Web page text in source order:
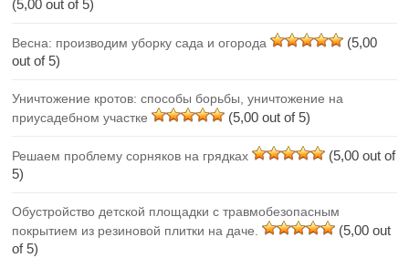
(5,00 out of 5)
Весна: производим уборку сада и огорода
(5,00
out of 5)
Уничтожение кротов: способы борьбы, уничтожение на
приусадебном участке
(5,00 out of 5)
Решаем проблему сорняков на грядках
(5,00 out of
5)
Обустройство детской площадки с травмобезопасным
покрытием из резиновой плитки на даче.
(5,00 out
of 5)